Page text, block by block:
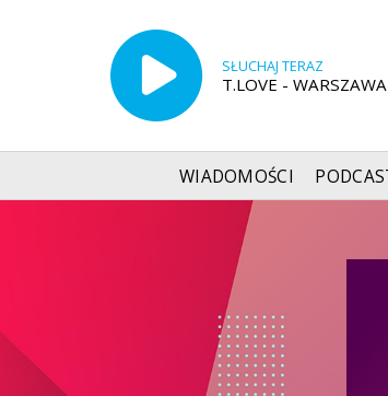
SŁUCHAJ TERAZ
T.LOVE - WARSZAWA
WIADOMOŚCI